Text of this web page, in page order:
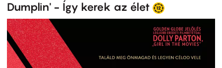
Dumplin' - Így kerek az élet